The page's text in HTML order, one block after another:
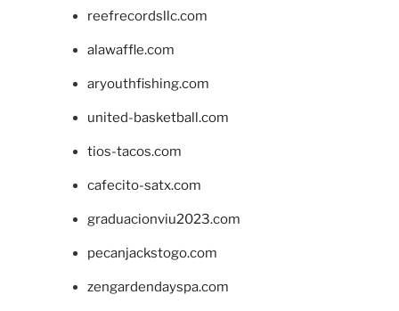
reefrecordsllc.com
alawaffle.com
aryouthfishing.com
united-basketball.com
tios-tacos.com
cafecito-satx.com
graduacionviu2023.com
pecanjackstogo.com
zengardendayspa.com